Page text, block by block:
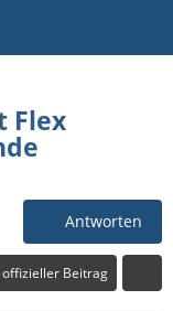
Flex
Antworten
offizieller Beitrag